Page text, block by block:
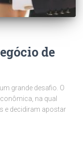
de
grande desafio. O
na qual
e decidiram apostar